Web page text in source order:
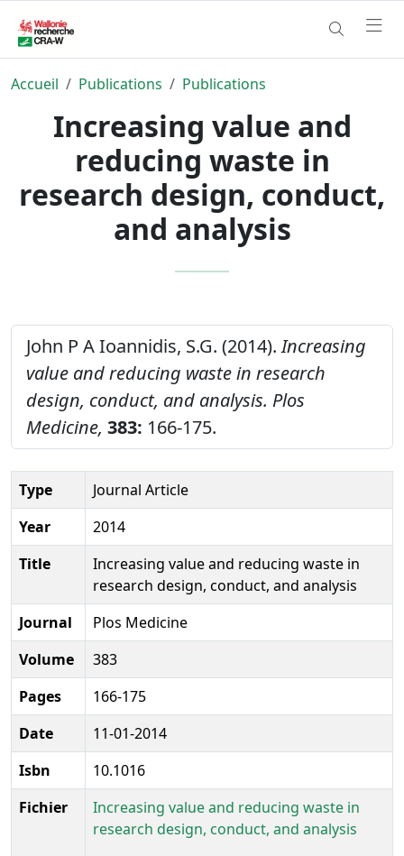
Accueil Publications Publications
Increasing value and
reducing waste in
research design, conduct,
and analysis
John P A Ioannidis, S.G. (2014).Increasing
value and reducing waste in research
design, conduct, and analysis. Plos
Medicine, 383: 166-175.
Type
Journal Article
Year
2014
Title
Increasing value and reducing waste in
research design, conduct, and analysis
Journal
Plos Medicine
Volume
383
Pages
166-175
Date
11-01-2014
Isbn
10.1016
Fichier
Increasing value and reducing waste in
research design, conduct, and analysis